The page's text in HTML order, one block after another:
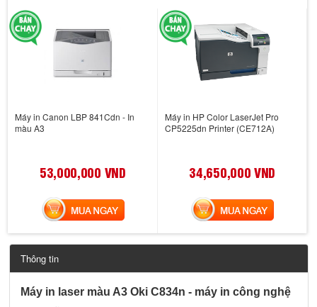
Máy in Canon LBP 841Cdn - In
màu A3
53,000,000 VND
MUA NGAY
Máy in HP Color LaserJet Pro
CP5225dn Printer (CE712A)
34,650,000 VND
MUA NGAY
Thông tin
Máy in laser màu A3 Oki C834n - máy in công nghệ